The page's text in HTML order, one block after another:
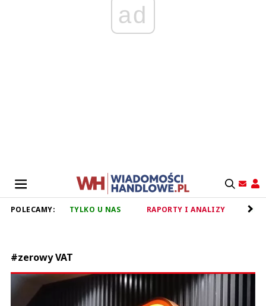
ad
POLECAMY: TYLKO U NAS RAPORTY I ANALIZY
#zerowy VAT